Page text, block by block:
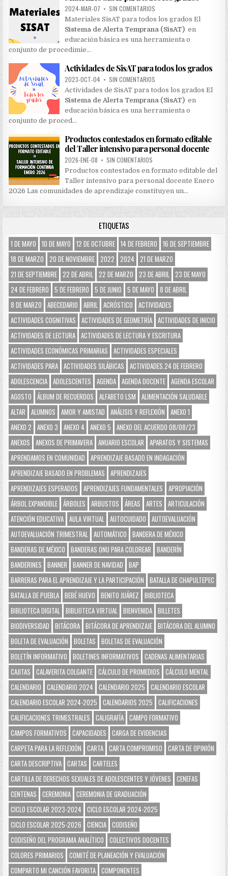
:
2024-MAR-07 • SIN COMENTARIOS
Materiales SisAT para todos los grados El
Sistema de Alerta Temprana (SisAT) en
educación básica es una herramienta o
conjunto de procedimie…
Actividades de SisAT para todos los grados
2023-OCT-04 • SIN COMENTARIOS
Actividades de SisAT para todos los grados El
Sistema de Alerta Temprana (SisAT) en
educación básica es una herramienta o
conjunto de proced…
Productos contestados en formato editable
del Taller intensivo para personal docente
2026-ENE-08 • SIN COMENTARIOS
Productos contestados en formato editable del
Taller intensivo para personal docente Enero
2026 Las comunidades de aprendizaje constituyen un…
ETIQUETAS
1 DE MAYO 10 DE MAYO 12 DE OCTUBRE 14 DE FEBRERO
16 DE SEPTIEMBRE
18 DE MARZO
20 DE NOVIEMBRE 2022 2024
21 DE MARZO
21 DE SEPTIEMBRE 22 DE ABRIL 22 DE MARZO 23 DE ABRIL
23 DE MAYO
24 DE FEBRERO
5 DE FEBRERO 5 DE JUNIO 5 DE MAYO
8 DE ABRIL
8 DE MARZO
ABECEDARIO ABRIL ACRÓSTICO
ACTIVIDADES
ACTIVIDADES COGNITIVAS
ACTIVIDADES DE GEOMETRÍA ACTIVIDADES DE INICIO
ACTIVIDADES DE LECTURA ACTIVIDADES DE LECTURA Y ESCRITURA
ACTIVIDADES ECONÓMICAS PRIMARIAS
ACTIVIDADES ESPECIALES
ACTIVIDADES PARA ACTIVIDADES SILÁBICAS
ACTIVIDADES.24 DE FEBRERO
ADOLESCENCIA ADOLESCENTES AGENDA AGENDA DOCENTE AGENDA ESCOLAR
AGOSTO
ÁLBUM DE RECUERDOS ALFABETO LSM
ALIMENTACIÓN SALUDABLE
ALTAR
ALUMNOS AMOR Y AMISTAD ANÁLISIS Y REFLEXIÓN
ANEXO 1
ANEXO 2
ANEXO 3 ANEXO 4 ANEXO 5
ANEXO DEL ACUERDO 08/08/23
ANEXOS
ANEXOS DE PRIMAVERA ANUARIO ESCOLAR
APARATOS Y SISTEMAS
APRENDAMOS EN COMUNIDAD
APRENDIZAJE BASADO EN INDAGACIÓN
APRENDIZAJE BASADO EN PROBLEMAS
APRENDIZAJES
APRENDIZAJES ESPERADOS
APRENDIZAJES FUNDAMENTALES
APROPIACIÓN
ÁRBOL EXPANDIBLE ÁRBOLES ARBUSTOS ÁREAS ARTES
ARTICULACIÓN
ATENCIÓN EDUCATIVA AULA VIRTUAL AUTOCUIDADO
AUTOEVALUACIÓN
AUTOEVALUACIÓN TRIMESTRAL
AUTOMÁTICO
BANDERA DE MÉXICO
BANDERAS DE MÉXICO
BANDERAS ONU PARA COLOREAR
BANDERÍN
BANDERINES
BANNER BANNER DE NAVIDAD
BAP
BARRERAS PARA EL APRENDIZAJE Y LA PARTICIPACIÓN
BATALLA DE CHAPULTEPEC
BATALLA DE PUEBLA BEBÉ HUEVO BENITO JUÁREZ
BIBLIOTECA
BIBLIOTECA DIGITAL
BIBLIOTECA VIRTUAL BIENVENIDA BILLETES
BIODIVERSIDAD
BITÁCORA BITÁCORA DE APRENDIZAJE BITÁCORA DEL ALUMNO
BOLETA DE EVALUACIÓN
BOLETAS
BOLETAS DE EVALUACIÓN
BOLETÍN INFORMATIVO
BOLETINES INFORMATIVOS
CADENAS ALIMENTARIAS
CAJITAS
CALAVERITA COLGANTE CÁLCULO DE PROMEDIOS
CÁLCULO MENTAL
CALENDARIO
CALENDARIO 2024 CALENDARIO 2025
CALENDARIO ESCOLAR
CALENDARIO ESCOLAR 2024-2025
CALENDARIOS 2025
CALIFICACIONES
CALIFICACIONES TRIMESTRALES
CALIGRAFÍA CAMPO FORMATIVO
CAMPOS FORMATIVOS
CAPACIDADES
CARGA DE EVIDENCIAS
CARPETA PARA LA REFLEXIÓN
CARTA CARTA COMPROMISO
CARTA DE OPINIÓN
CARTA DESCRIPTIVA CARTAS
CARTELES
CARTILLA DE DERECHOS SEXUALES DE ADOLESCENTES Y JÓVENES
CENEFAS
CENTENAS
CEREMONIA CEREMONIA DE GRADUACIÓN
CICLO ESCOLAR 2023-2024
CICLO ESCOLAR 2024-2025
CICLO ESCOLAR 2025-2026
CIENCIA CODISEÑO
CODISEÑO DEL PROGRAMA ANALÍTICO
COLECTIVOS DOCENTES
COLORES PRIMARIOS
COMITÉ DE PLANEACIÓN Y EVALUACIÓN
COMPARTO MI CANCIÓN FAVORITA COMPONENTES